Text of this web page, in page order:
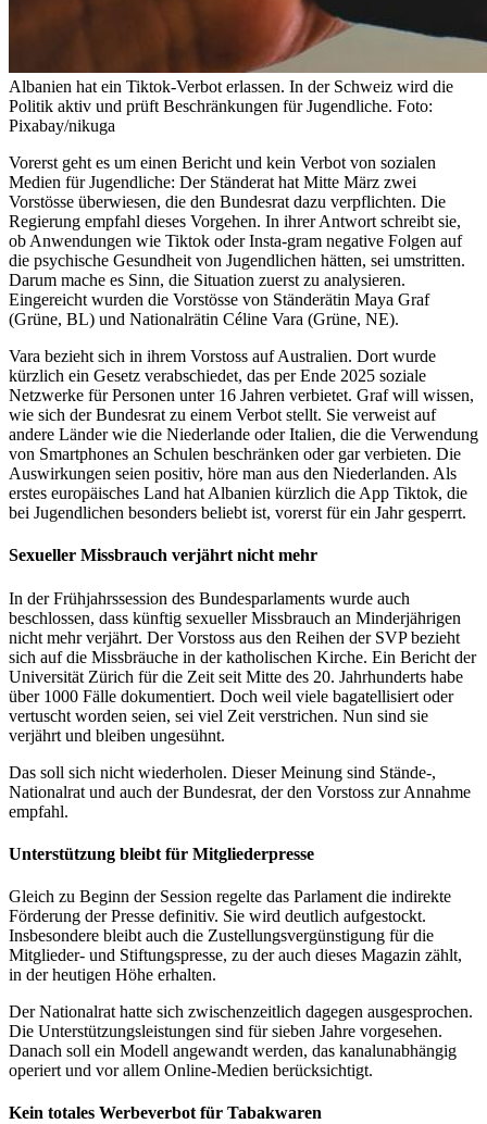
Albanien hat ein Tiktok-Verbot erlassen. In der Schweiz wird die
Politik aktiv und prüft Beschränkungen für Jugendliche. Foto:
Pixabay/nikuga
Vorerst geht es um einen Bericht und kein Verbot von sozialen
Medien für Jugendliche: Der Ständerat hat Mitte März zwei
Vorstösse überwiesen, die den Bundesrat dazu verpflichten. Die
Regierung empfahl dieses Vorgehen. In ihrer Antwort schreibt sie,
ob Anwendungen wie Tiktok oder Insta-gram negative Folgen auf
die psychische Gesundheit von Jugendlichen hätten, sei umstritten.
Darum mache es Sinn, die Situation zuerst zu analysieren.
Eingereicht wurden die Vorstösse von Ständerätin Maya Graf
(Grüne, BL) und Nationalrätin Céline Vara (Grüne, NE).
Vara bezieht sich in ihrem Vorstoss auf Australien. Dort wurde
kürzlich ein Gesetz verabschiedet, das per Ende 2025 soziale
Netzwerke für Personen unter 16 Jahren verbietet. Graf will wissen,
wie sich der Bundesrat zu einem Verbot stellt. Sie verweist auf
andere Länder wie die Niederlande oder Italien, die die Verwendung
von Smartphones an Schulen beschränken oder gar verbieten. Die
Auswirkungen seien positiv, höre man aus den Niederlanden. Als
erstes europäisches Land hat Albanien kürzlich die App Tiktok, die
bei Jugendlichen besonders beliebt ist, vorerst für ein Jahr gesperrt.
Sexueller Missbrauch verjährt nicht mehr
In der Frühjahrssession des Bundesparlaments wurde auch
beschlossen, dass künftig sexueller Missbrauch an Minderjährigen
nicht mehr verjährt. Der Vorstoss aus den Reihen der SVP bezieht
sich auf die Missbräuche in der katholischen Kirche. Ein Bericht der
Universität Zürich für die Zeit seit Mitte des 20. Jahrhunderts habe
über 1000 Fälle dokumentiert. Doch weil viele bagatellisiert oder
vertuscht worden seien, sei viel Zeit verstrichen. Nun sind sie
verjährt und bleiben ungesühnt.
Das soll sich nicht wiederholen. Dieser Meinung sind Stände-,
Nationalrat und auch der Bundesrat, der den Vorstoss zur Annahme
empfahl.
Unterstützung bleibt für Mitgliederpresse
Gleich zu Beginn der Session regelte das Parlament die indirekte
Förderung der Presse definitiv. Sie wird deutlich aufgestockt.
Insbesondere bleibt auch die Zustellungsvergünstigung für die
Mitglieder- und Stiftungspresse, zu der auch dieses Magazin zählt,
in der heutigen Höhe erhalten.
Der Nationalrat hatte sich zwischenzeitlich dagegen ausgesprochen.
Die Unterstützungsleistungen sind für sieben Jahre vorgesehen.
Danach soll ein Modell angewandt werden, das kanalunabhängig
operiert und vor allem Online-Medien berücksichtigt.
Kein totales Werbeverbot für Tabakwaren